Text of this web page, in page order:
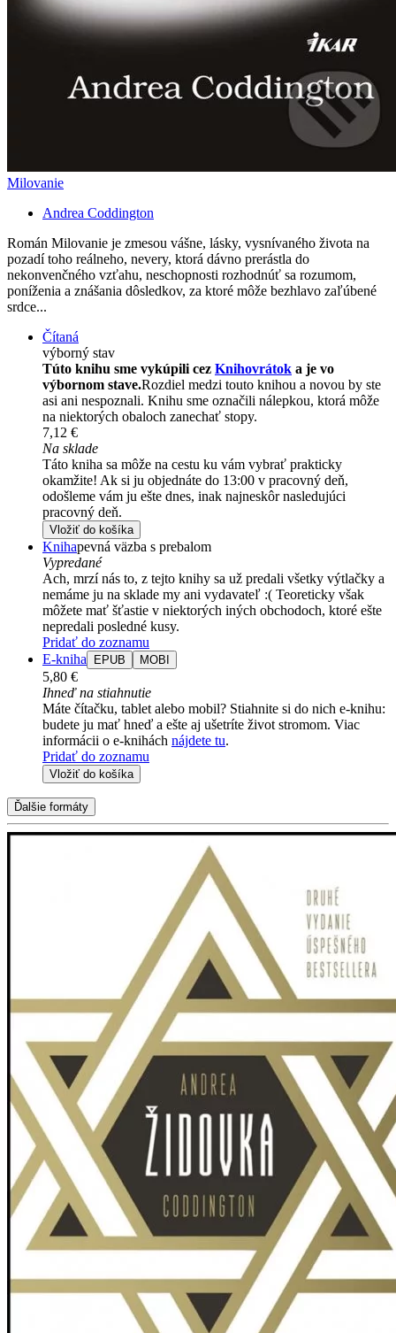
Milovanie
Andrea Coddington
Román Milovanie je zmesou vášne, lásky, vysnívaného života na
pozadí toho reálneho, nevery, ktorá dávno prerástla do
nekonvenčného vzťahu, neschopnosti rozhodnúť sa rozumom,
poníženia a znášania dôsledkov, za ktoré môže bezhlavo zaľúbené
srdce...
Čítaná
výborný stav
Túto knihu sme vykúpili cez Knihovrátok a je vo
výbornom stave.Rozdiel medzi touto knihou a novou by ste
asi ani nespoznali. Knihu sme označili nálepkou, ktorá môže
na niektorých obaloch zanechať stopy.
7,12 €
Na sklade
Táto kniha sa môže na cestu ku vám vybrať prakticky
okamžite! Ak si ju objednáte do 13:00 v pracovný deň,
odošleme vám ju ešte dnes, inak najneskôr nasledujúci
pracovný deň.
Vložiť do košíka
Knihapevná väzba s prebalom
Vypredané
Ach, mrzí nás to, z tejto knihy sa už predali všetky výtlačky a
nemáme ju na sklade my ani vydavateľ :( Teoreticky však
môžete mať šťastie v niektorých iných obchodoch, ktoré ešte
nepredali posledné kusy.
Pridať do zoznamu
E-kniha
EPUB MOBI
5,80 €
Ihneď na stiahnutie
Máte čítačku, tablet alebo mobil? Stiahnite si do nich e-knihu:
budete ju mať hneď a ešte aj ušetríte život stromom. Viac
informácii o e-knihách nájdete tu.
Pridať do zoznamu
Vložiť do košíka
Ďalšie formáty